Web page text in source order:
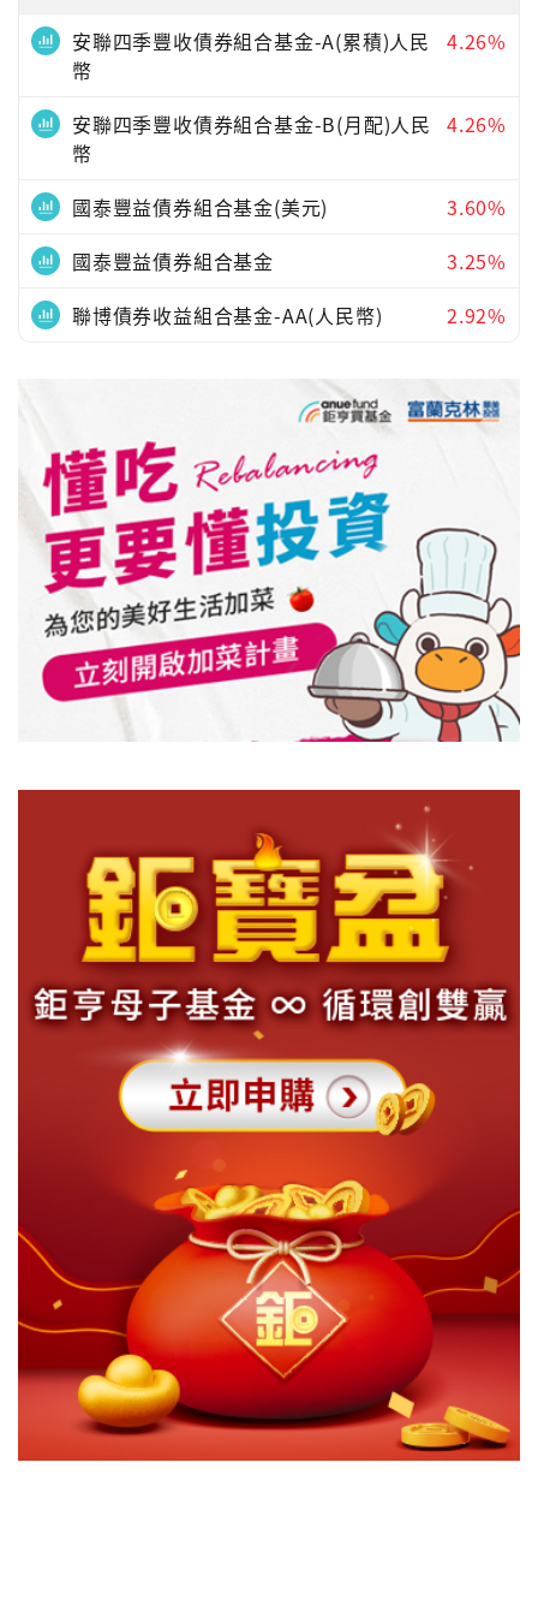
安聯四季豐收債券組合基金-A(累積)人民
幣
4.26%
安聯四季豐收債券組合基金-B(月配)人民
幣
4.26%
國泰豐益債券組合基金(美元)
3.60%
國泰豐益債券組合基金
3.25%
聯博債券收益組合基金-AA(人民幣)
2.92%